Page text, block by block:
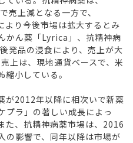
売上減となる一方で、
り今後市場は拡大するとみ
かん薬「Lyrica」、抗精神病
発品の浸食により、売上が大
上は、現地通貨ベースで、米
小している。
が2012年以降に相次いで新薬
プラ」の著しい成長によっ
た、抗精神病薬市場は、2016
の影響で、同年以降は市場が